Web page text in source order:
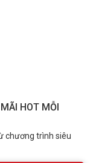
HOT MỖI
chương trình siêu